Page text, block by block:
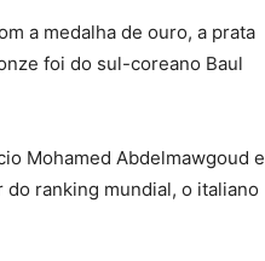
a medalha de ouro, a prata
foi do sul-coreano Baul
Mohamed Abdelmawgoud e
ranking mundial, o italiano